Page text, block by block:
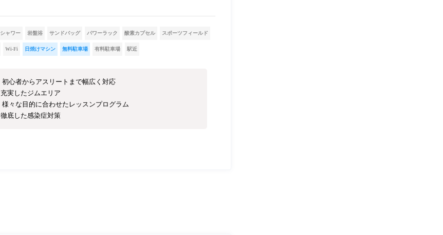
シャワー 岩盤浴 サンドバッグ パワーラック 酸素カプセル スポーツフィールド
Wi-Fi 日焼けマシン 無料駐車場 有料駐車場 駅近
初心者からアスリートまで幅広く対応
充実したジムエリア
様々な目的に合わせたレッスンプログラム
徹底した感染症対策